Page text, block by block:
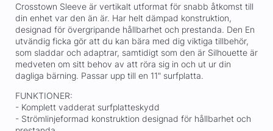
Crosstown Sleeve är vertikalt utformat för snabb åtkomst till
din enhet var den än är. Har helt dämpad konstruktion,
designad för övergripande hållbarhet och prestanda. Den En
utvändig ficka gör att du kan bära med dig viktiga tillbehör,
som sladdar och adaptrar, samtidigt som den är Silhouette är
medveten om sitt behov av att röra sig in och ut ur din
dagliga bärning. Passar upp till en 11" surfplatta.
FUNKTIONER:
- Komplett vadderat surfplatteskydd
- Strömlinjeformad konstruktion designad för hållbarhet och